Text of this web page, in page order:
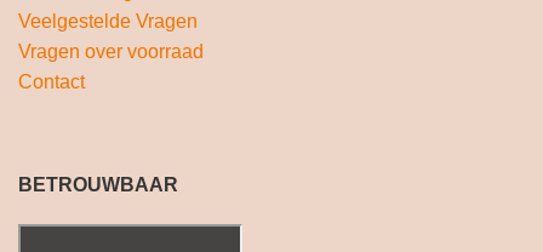
Veelgestelde Vragen
Vragen over voorraad
Contact
BETROUWBAAR